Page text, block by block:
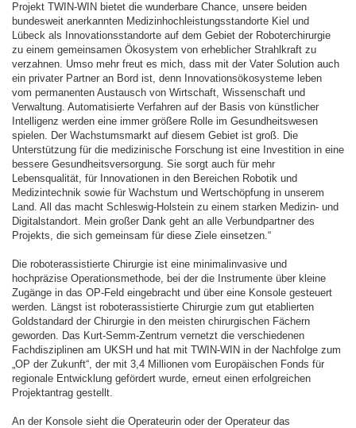
Projekt TWIN-WIN bietet die wunderbare Chance, unsere beiden
bundesweit anerkannten Medizinhochleistungsstandorte Kiel und
Lübeck als Innovationsstandorte auf dem Gebiet der Roboterchirurgie
zu einem gemeinsamen Ökosystem von erheblicher Strahlkraft zu
verzahnen. Umso mehr freut es mich, dass mit der Vater Solution auch
ein privater Partner an Bord ist, denn Innovationsökosysteme leben
vom permanenten Austausch von Wirtschaft, Wissenschaft und
Verwaltung. Automatisierte Verfahren auf der Basis von künstlicher
Intelligenz werden eine immer größere Rolle im Gesundheitswesen
spielen. Der Wachstumsmarkt auf diesem Gebiet ist groß. Die
Unterstützung für die medizinische Forschung ist eine Investition in eine
bessere Gesundheitsversorgung. Sie sorgt auch für mehr
Lebensqualität, für Innovationen in den Bereichen Robotik und
Medizintechnik sowie für Wachstum und Wertschöpfung in unserem
Land. All das macht Schleswig-Holstein zu einem starken Medizin- und
Digitalstandort. Mein großer Dank geht an alle Verbundpartner des
Projekts, die sich gemeinsam für diese Ziele einsetzen.“
Die roboterassistierte Chirurgie ist eine minimalinvasive und
hochpräzise Operationsmethode, bei der die Instrumente über kleine
Zugänge in das OP-Feld eingebracht und über eine Konsole gesteuert
werden. Längst ist roboterassistierte Chirurgie zum gut etablierten
Goldstandard der Chirurgie in den meisten chirurgischen Fächern
geworden. Das Kurt-Semm-Zentrum vernetzt die verschiedenen
Fachdisziplinen am UKSH und hat mit TWIN-WIN in der Nachfolge zum
„OP der Zukunft“, der mit 3,4 Millionen vom Europäischen Fonds für
regionale Entwicklung gefördert wurde, erneut einen erfolgreichen
Projektantrag gestellt.
An der Konsole sieht die Operateurin oder der Operateur das